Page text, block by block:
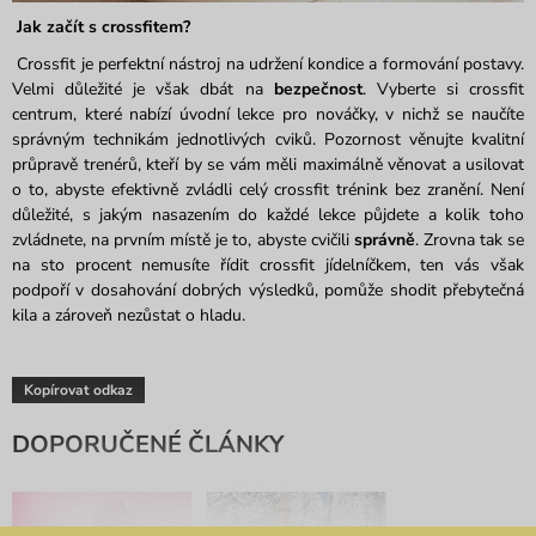
Jak začít s crossfitem?
Crossfit je perfektní nástroj na udržení kondice a formování postavy.
Velmi důležité je však dbát na bezpečnost. Vyberte si crossfit
centrum, které nabízí úvodní lekce pro nováčky, v nichž se naučíte
správným technikám jednotlivých cviků. Pozornost věnujte kvalitní
průpravě trenérů, kteří by se vám měli maximálně věnovat a usilovat
o to, abyste efektivně zvládli celý crossfit trénink bez zranění. Není
důležité, s jakým nasazením do každé lekce půjdete a kolik toho
zvládnete, na prvním místě je to, abyste cvičili správně. Zrovna tak se
na sto procent nemusíte řídit crossfit jídelníčkem, ten vás však
podpoří v dosahování dobrých výsledků, pomůže shodit přebytečná
kila a zároveň nezůstat o hladu.
Kopírovat odkaz
DOPORUČENÉ ČLÁNKY